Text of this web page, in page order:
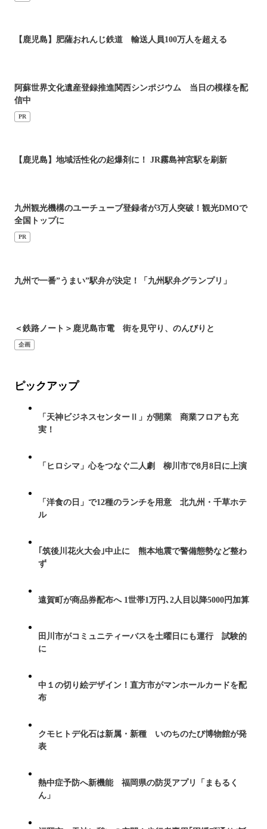
【鹿児島】肥薩おれんじ鉄道 輸送人員100万人を超える
阿蘇世界文化遺産登録推進関西シンポジウム 当日の模様を配
信中
PR
【鹿児島】地域活性化の起爆剤に！ JR霧島神宮駅を刷新
九州観光機構のユーチューブ登録者が3万人突破！観光DMOで
全国トップに
PR
九州で一番”うまい”駅弁が決定！「九州駅弁グランプリ」
＜鉄路ノート＞鹿児島市電 街を見守り、のんびりと
企画
ピックアップ
「天神ビジネスセンターⅡ」が開業 商業フロアも充
実！
「ヒロシマ」心をつなぐ二人劇 柳川市で8月8日に上演
「洋食の日」で12種のランチを用意 北九州・千草ホテ
ル
｢筑後川花火大会｣中止に 熊本地震で警備態勢など整わ
ず
遠賀町が商品券配布へ 1世帯1万円､2人目以降5000円加算
田川市がコミュニティーバスを土曜日にも運行 試験的
に
中１の切り絵デザイン！直方市がマンホールカードを配
布
クモヒトデ化石は新属・新種 いのちのたび博物館が発
表
熱中症予防へ新機能 福岡県の防災アプリ「まもるく
ん」